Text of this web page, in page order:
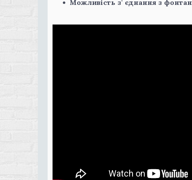
Можливість з' єднання з